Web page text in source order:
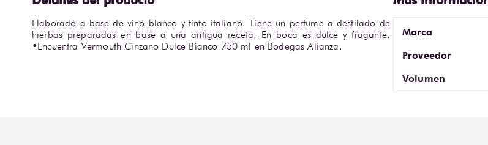
Elaborado a base de vino blanco y tinto italiano. Tiene un perfume a destilado de
hierbas preparadas en base a una antigua receta. En boca es dulce y fragante.
•Encuentra Vermouth Cinzano Dulce Bianco 750 ml en Bodegas Alianza.
Marca
Proveedor
Volumen